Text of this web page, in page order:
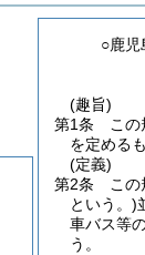
○鹿児
(趣旨)
第1条
こ
を定める
(定義)
第2条
こ
という。)
車バス等
う。